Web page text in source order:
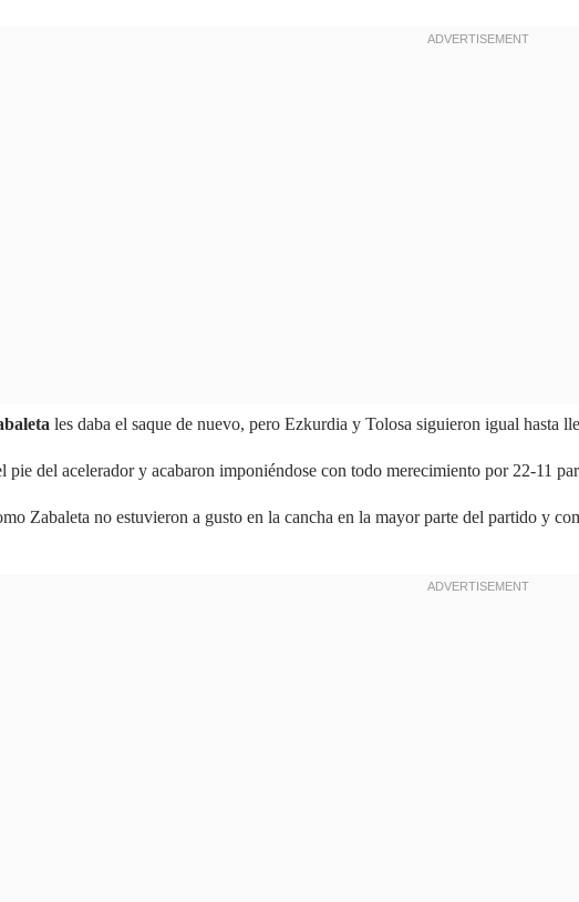
les daba el saque de nuevo, pero Ezkurdia y Tolosa siguieron igual hasta
pie del acelerador y acabaron imponiéndose con todo merecimiento por 22-11
Zabaleta no estuvieron a gusto en la cancha en la mayor parte del partido y